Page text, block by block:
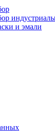
и эмали